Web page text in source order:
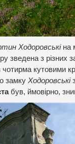
Ходоровські на
зведена з різних
кутовими
замку Ходоровські
був, ймовірно,